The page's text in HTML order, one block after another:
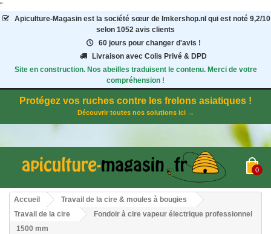
"
Apiculture-Magasinest la société sœur de Imkershop.nl qui est noté 9,2/10
selon 1052 avis clients
60 jours pour changer d'avis !
Livraison avec Colis Privé & DPD
Site en construction. Nos abeilles traduisent le contenu. Merci de votre
compréhension !
Protégez vos ruches contre les frelons asiatiques !
Découvrir toutes nos solutions ici →
0
Accueil
Travail de la cire & moules à bougies
Travail de la cire
Fondoir à cire vapeur électrique professionnel
1500 mm